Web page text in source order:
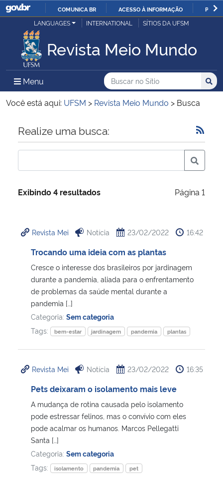
IR
O
COMUNICA BR ACESSO À INFORMAÇÃO
Ministério da Justiça e Segurança Pública
Ministério da Defesa
Ministério das Relações Exteriores
Ministério da Economia
Ministério da Infraestrutura
Ministério da Cidadania
Ministério de Minas e Energia
Ministério do Meio Ambiente
Ministério do Turismo
Ministério do Desenvolvimento Regional
Controladoria-Geral da União
Ministério da Mulher, da Família e dos Direitos Humanos
Secretaria-Geral
LANGUAGES INTERNATIONAL SÍTIOS DA UFSM
Revista Meio Mundo
Menu Menu Principal do Sítio
Busca
Buscar no no Sítio
Busca:
Você está aqui: UFSM > Revista Meio Mundo > Busca
Início do conteúdo
Realize uma busca:
Exibindo 4 resultados Página 1
Revista Mei Notícia 23/02/2022 16:42
Trocando uma ideia com as plantas
Cresce o interesse dos brasileiros por jardinagem
durante a pandemia, aliada para o enfrentamento
de problemas da saúde mental durante a
pandemia […]
Categoria: Sem categoria
Tags:
bem-estar jardinagem pandemia plantas
Revista Mei Notícia 23/02/2022 16:35
Pets deixaram o isolamento mais leve
A mudança de rotina causada pelo isolamento
pode estressar felinos, mas o convívio com eles
pode acalmar os humanos. Marcos Pellegatti
Santa […]
Categoria: Sem categoria
Tags:
isolamento pandemia pet